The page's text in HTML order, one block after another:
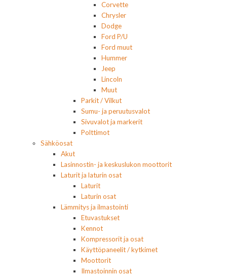
Corvette
Chrysler
Dodge
Ford P/U
Ford muut
Hummer
Jeep
Lincoln
Muut
Parkit / Vilkut
Sumu- ja peruutusvalot
Sivuvalot ja markerit
Polttimot
Sähköosat
Akut
Lasinnostin- ja keskuslukon moottorit
Laturit ja laturin osat
Laturit
Laturin osat
Lämmitys ja ilmastointi
Etuvastukset
Kennot
Kompressorit ja osat
Käyttöpaneelit / kytkimet
Moottorit
Ilmastoinnin osat